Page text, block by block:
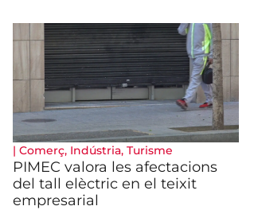
| Comerç, Indústria, Turisme
PIMEC valora les afectacions
del tall elèctric en el teixit
empresarial